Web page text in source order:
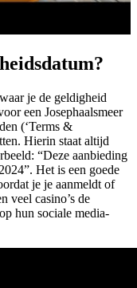
je de geldigheid
een Josephaalsmeer
(‘Terms &
Hierin staat altijd
“Deze aanbieding
Het is een goede
je je aanmeldt of
veel casino’s de
hun sociale media-